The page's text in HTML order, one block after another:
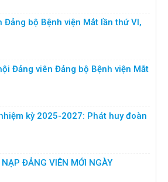
bộ Bệnh viện Mắt lần thứ VI,
Đảng viên Đảng bộ Bệnh viện Mắt
kỳ 2025-2027: Phát huy đoàn
NẠP ĐẢNG VIÊN MỚI NGÀY